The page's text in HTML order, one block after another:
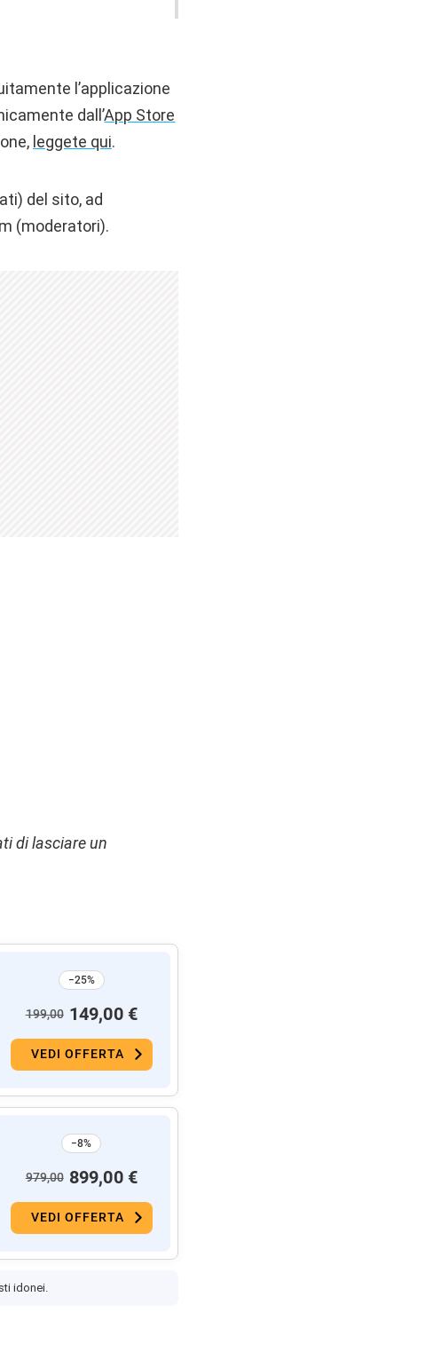
l’applicazione
dall’App Store
leggete qui.
del sito, ad
(moderatori).
di lasciare un
−25%
199,00 149,00 €
VEDI OFFERTA
−8%
979,00 899,00 €
VEDI OFFERTA
idonei.